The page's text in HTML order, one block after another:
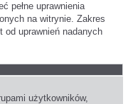
pełne uprawnienia
na witrynie. Zakres
od uprawnień nadanych
użytkowników,